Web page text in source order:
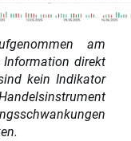
am
direkt
kein Indikator